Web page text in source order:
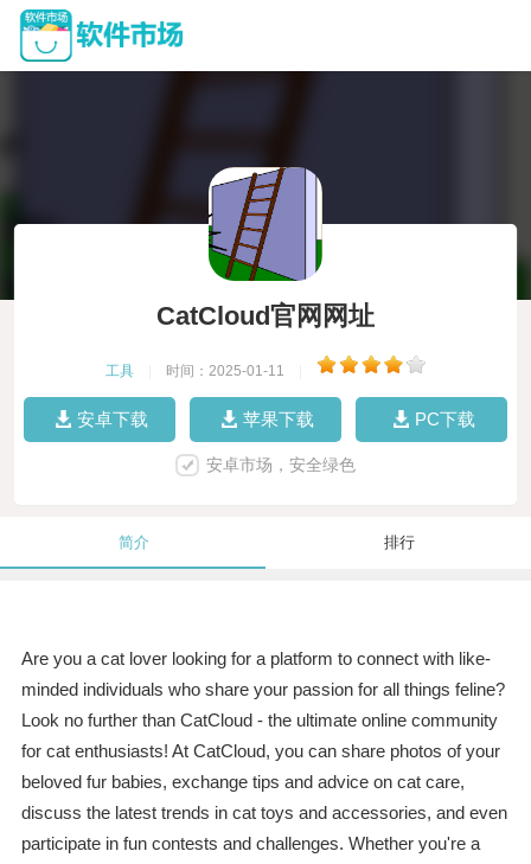
CatCloud官网网址
工具 时间：2025-01-11
安卓下载 苹果下载 PC下载
安卓市场，安全绿色
简介 排行
Are you a cat lover looking for a platform to connect with like-
minded individuals who share your passion for all things feline?
Look no further than CatCloud - the ultimate online community
for cat enthusiasts! At CatCloud, you can share photos of your
beloved fur babies, exchange tips and advice on cat care,
discuss the latest trends in cat toys and accessories, and even
participate in fun contests and challenges. Whether you're a